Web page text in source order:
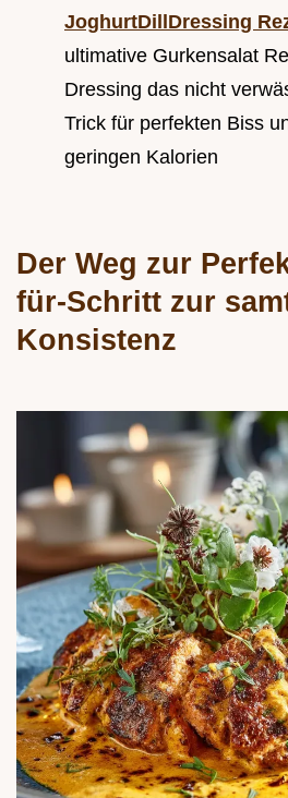
JoghurtDillDressing
ultimative Gurkensalat
Dressing das nicht
Trick für perfekten Biss
geringen Kalorien
Der Weg zur
für-Schritt zur
Konsistenz